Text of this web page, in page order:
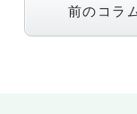
前のコラ